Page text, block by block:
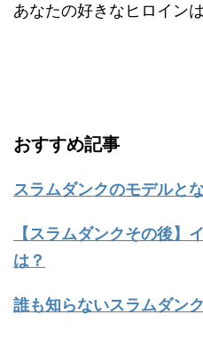
あなたの好きなヒロイン
おすすめ記事
スラムダンクのモデルと
【スラムダンクその後】
は？
誰も知らないスラムダン